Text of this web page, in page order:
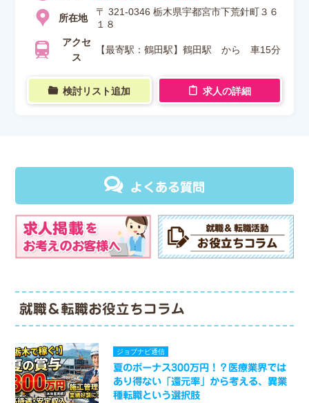
所在地
〒 321-0346 栃木県宇都宮市下荒針町３６
１８
アクセ
ス
【最寄駅：鶴田駅】鶴田駅 から 車15分
検討リスト追加 求人の詳細
よくある質問
就職＆転職お役立ちコラム
ジョブナビ通信
夏のボーナス300万円！？医療業界では
あり得ない「還元率」から考える、異業
種転職という選択肢